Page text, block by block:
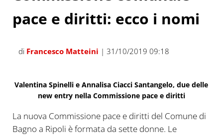
pace e diritti: ecco i nomi
di Francesco Matteini | 31/10/2019 09:18
Valentina Spinelli e Annalisa Ciacci Santangelo, due delle
new entry nella Commissione pace e diritti
La nuova Commissione pace e diritti del Comune di
Bagno a Ripoli è formata da sette donne. Le